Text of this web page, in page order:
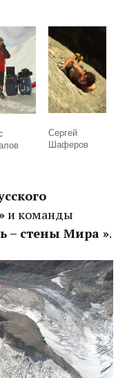
Сергей
Шаферов
и команды
– стены Мира ».